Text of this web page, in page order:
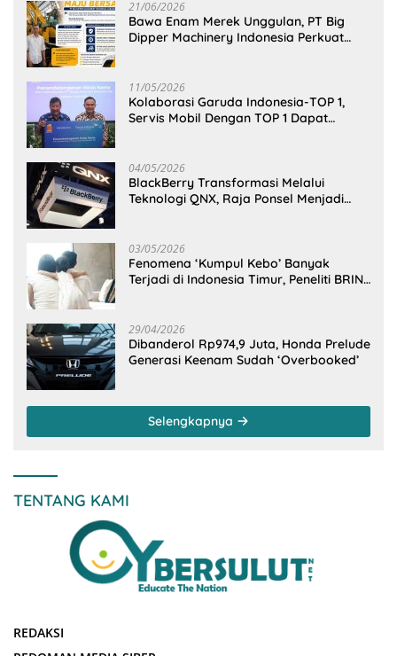
21/06/2026
Bawa Enam Merek Unggulan, PT Big
Dipper Machinery Indonesia Perkuat
11/05/2026
Kolaborasi Garuda Indonesia-TOP 1,
Servis Mobil Dengan TOP 1 Dapat
04/05/2026
BlackBerry Transformasi Melalui
Teknologi QNX, Raja Ponsel Menjadi
03/05/2026
Fenomena ‘Kumpul Kebo’ Banyak
Terjadi di Indonesia Timur, Peneliti BRIN
29/04/2026
Dibanderol Rp974,9 Juta, Honda Prelude
Generasi Keenam Sudah ‘Overbooked’
Selengkapnya
TENTANG KAMI
REDAKSI